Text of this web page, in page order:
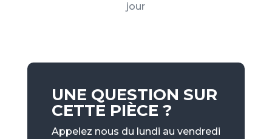
jour
UNE QUESTION SUR
CETTE PIÈCE ?
Appelez nous du lundi au vendredi